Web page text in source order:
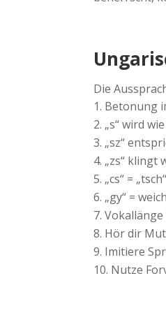
Die
Betonung
„s“ wird
„sz“
„zs“ klingt
„cs“ = „tsch“
„gy“ =
Hör dir
Imitiere
Nutze